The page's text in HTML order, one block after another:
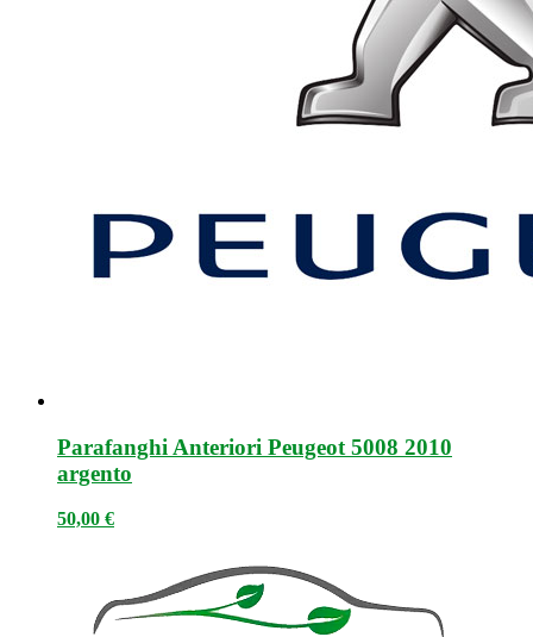
Parafanghi Anteriori Peugeot 5008 2010
argento
50,00 €